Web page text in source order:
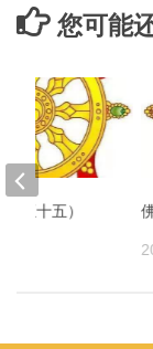
您可能
五十五）